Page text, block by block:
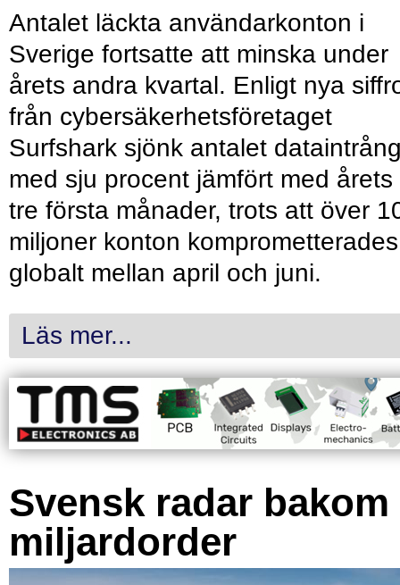
Antalet läckta användarkonton i
Sverige fortsatte att minska under
årets andra kvartal. Enligt nya
från cybersäkerhetsföretaget
Surfshark sjönk antalet
med sju procent jämfört med årets
tre första månader, trots att över
miljoner konton komprometterades
globalt mellan april och juni.
Läs mer...
Svensk radar bakom
miljardorder